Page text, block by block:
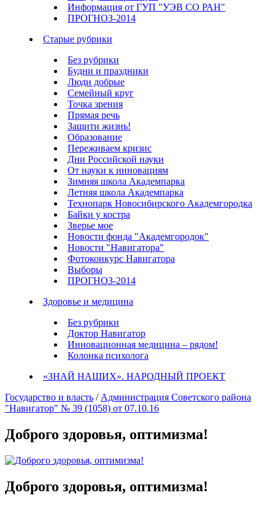
Информация от ГУП "УЭВ СО РАН"
ПРОГНОЗ-2014
Старые рубрики
Без рубрики
Будни и праздники
Люди добрые
Семейный круг
Точка зрения
Прямая речь
Защити жизнь!
Образование
Переживаем кризис
Дни Российской науки
От науки к инновациям
Зимняя школа Академпарка
Летняя школа Академпарка
Технопарк Новосибирского Академгородка
Байки у костра
Зверье мое
Новости фонда "Академгородок"
Новости "Навигатора"
Фотоконкурс Навигатора
Выборы
ПРОГНОЗ-2014
Здоровье и медицина
Без рубрики
Доктор Навигатор
Инновационная медицина – рядом!
Колонка психолога
«ЗНАЙ НАШИХ». НАРОДНЫЙ ПРОЕКТ
Государство и власть / Администрация Советского района
"Навигатор" № 39 (1058) от 07.10.16
Доброго здоровья, оптимизма!
Доброго здоровья, оптимизма!